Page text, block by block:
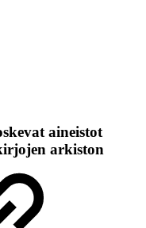
aineistot
arkiston